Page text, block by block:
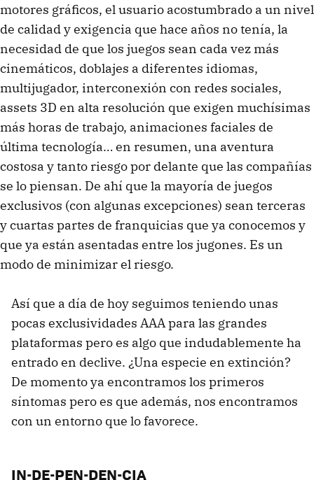
motores gráficos, el usuario acostumbrado a un nivel
de calidad y exigencia que hace años no tenía, la
necesidad de que los juegos sean cada vez más
cinemáticos, doblajes a diferentes idiomas,
multijugador, interconexión con redes sociales,
assets 3D en alta resolución que exigen muchísimas
más horas de trabajo, animaciones faciales de
última tecnología… en resumen, una aventura
costosa y tanto riesgo por delante que las compañías
se lo piensan. De ahí que la mayoría de juegos
exclusivos (con algunas excepciones) sean terceras
y cuartas partes de franquicias que ya conocemos y
que ya están asentadas entre los jugones. Es un
modo de minimizar el riesgo.
Así que a día de hoy seguimos teniendo unas
pocas exclusividades AAA para las grandes
plataformas pero es algo que indudablemente ha
entrado en declive. ¿Una especie en extinción?
De momento ya encontramos los primeros
síntomas pero es que además, nos encontramos
con un entorno que lo favorece.
IN-DE-PEN-DEN-CIA